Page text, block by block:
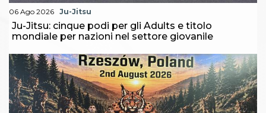
06 Ago 2026 Ju-Jitsu
Ju-Jitsu: cinque podi per gli Adults e titolo
mondiale per nazioni nel settore giovanile